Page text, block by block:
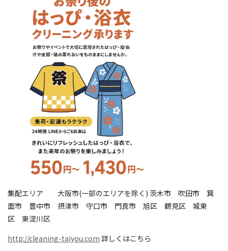
集配エリア 大阪市(一部のエリアを除く) 茨木市 吹田市 箕
面市 豊中市 摂津市 守口市 門真市 旭区 鶴見区 城東
区 東淀川区
http://cleaning-taiyou.com 詳しくはこちら